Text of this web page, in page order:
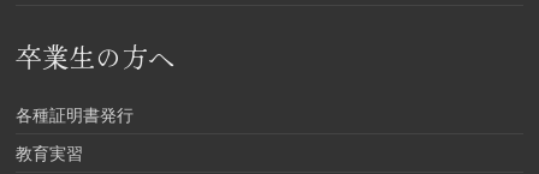
卒業生の方へ
各種証明書発行
教育実習